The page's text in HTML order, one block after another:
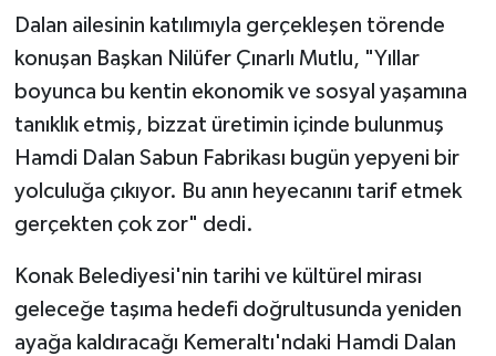
Dalan ailesinin katılımıyla gerçekleşen törende
konuşan Başkan Nilüfer Çınarlı Mutlu, "Yıllar
boyunca bu kentin ekonomik ve sosyal yaşamına
tanıklık etmiş, bizzat üretimin içinde bulunmuş
Hamdi Dalan Sabun Fabrikası bugün yepyeni bir
yolculuğa çıkıyor. Bu anın heyecanını tarif etmek
gerçekten çok zor" dedi.
Konak Belediyesi'nin tarihi ve kültürel mirası
geleceğe taşıma hedefi doğrultusunda yeniden
ayağa kaldıracağı Kemeraltı'ndaki Hamdi Dalan